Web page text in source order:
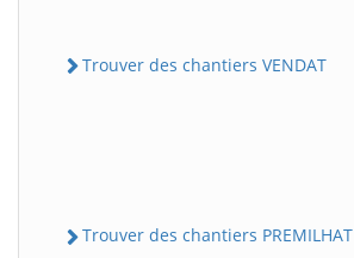
Trouver des chantiers VENDAT
Trouver des chantiers PREMILHAT